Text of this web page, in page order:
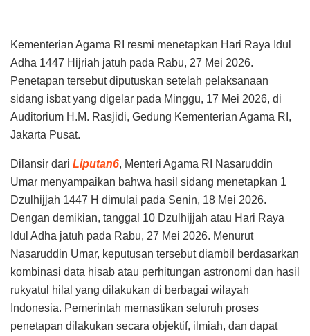
Kementerian Agama RI resmi menetapkan Hari Raya Idul
Adha 1447 Hijriah jatuh pada Rabu, 27 Mei 2026.
Penetapan tersebut diputuskan setelah pelaksanaan
sidang isbat yang digelar pada Minggu, 17 Mei 2026, di
Auditorium H.M. Rasjidi, Gedung Kementerian Agama RI,
Jakarta Pusat.
Dilansir dari Liputan6, Menteri Agama RI Nasaruddin
Umar menyampaikan bahwa hasil sidang menetapkan 1
Dzulhijjah 1447 H dimulai pada Senin, 18 Mei 2026.
Dengan demikian, tanggal 10 Dzulhijjah atau Hari Raya
Idul Adha jatuh pada Rabu, 27 Mei 2026. Menurut
Nasaruddin Umar, keputusan tersebut diambil berdasarkan
kombinasi data hisab atau perhitungan astronomi dan hasil
rukyatul hilal yang dilakukan di berbagai wilayah
Indonesia. Pemerintah memastikan seluruh proses
penetapan dilakukan secara objektif, ilmiah, dan dapat